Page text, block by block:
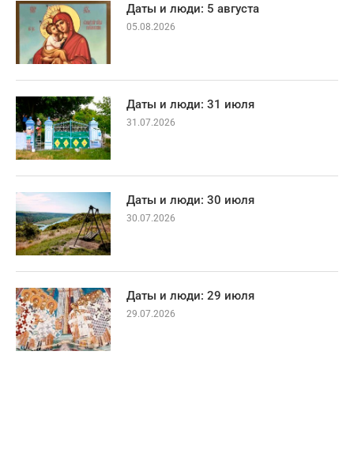
Даты и люди: 5 августа
05.08.2026
Даты и люди: 31 июля
31.07.2026
Даты и люди: 30 июля
30.07.2026
Даты и люди: 29 июля
29.07.2026